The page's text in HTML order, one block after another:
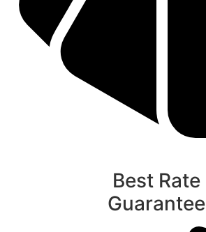
Best Rate
Guarantee